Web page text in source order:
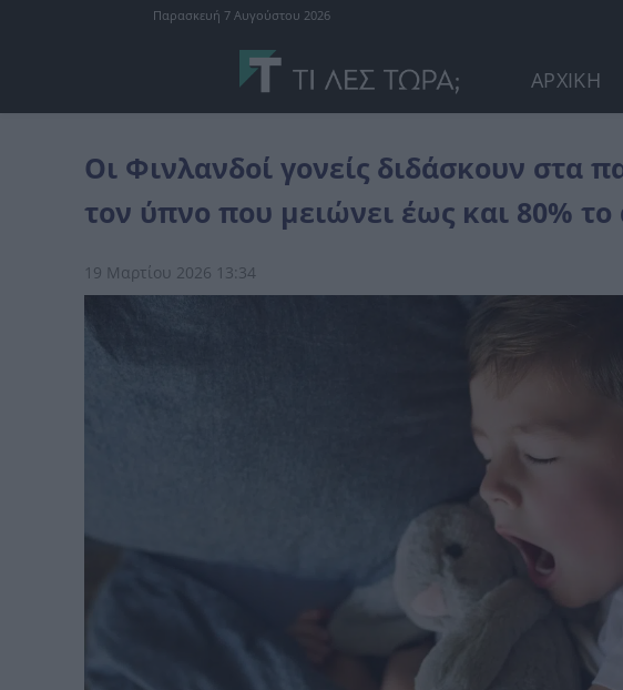
Παρασκευή 7 Αυγούστου 2026
ΑΡΧΙΚΗ
Οι Φινλανδοί γονείς διδάσκουν στα
τον ύπνο που μειώνει έως και 80%
19 Μαρτίου 2026 13:34